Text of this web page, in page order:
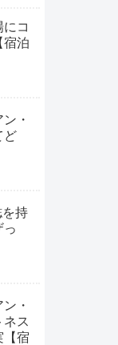
コ
宿泊
・
ど
持
っ
・
ネス
【宿